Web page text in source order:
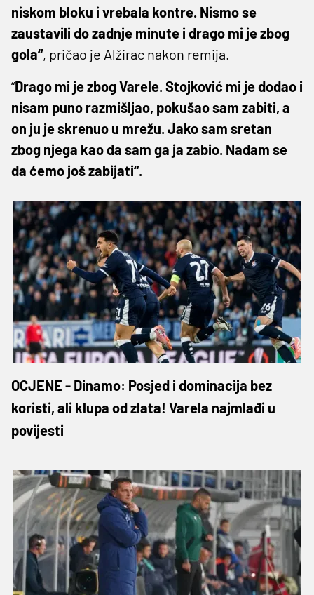
niskom bloku i vrebala kontre. Nismo se
zaustavili do zadnje minute i drago mi je zbog
gola“, pričao je Alžirac nakon remija.
“Drago mi je zbog Varele. Stojković mi je dodao i
nisam puno razmišljao, pokušao sam zabiti, a
on ju je skrenuo u mrežu. Jako sam sretan
zbog njega kao da sam ga ja zabio. Nadam se
da ćemo još zabijati“.
OCJENE - Dinamo: Posjed i dominacija bez
koristi, ali klupa od zlata! Varela najmlađi u
povijesti